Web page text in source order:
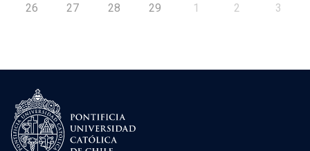
26 27 28 29 1 2 3